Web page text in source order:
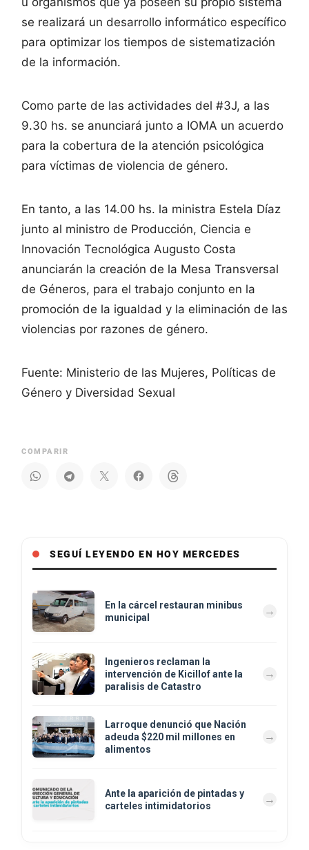
se realizará un desarrollo informático específico
para optimizar los tiempos de sistematización
de la información.
Como parte de las actividades del #3J, a las
9.30 hs. se anunciará junto a IOMA un acuerdo
para la cobertura de la atención psicológica
para víctimas de violencia de género.
En tanto, a las 14.00 hs. la ministra Estela Díaz
junto al ministro de Producción, Ciencia e
Innovación Tecnológica Augusto Costa
anunciarán la creación de la Mesa Transversal
de Géneros, para el trabajo conjunto en la
promoción de la igualdad y la eliminación de las
violencias por razones de género.
Fuente: Ministerio de las Mujeres, Políticas de
Género y Diversidad Sexual
COMPARIR
SEGUÍ LEYENDO EN HOY MERCEDES
En la cárcel restauran minibus
municipal
Ingenieros reclaman la
intervención de Kicillof ante la
paralisis de Catastro
Larroque denunció que Nación
adeuda $220 mil millones en
alimentos
Ante la aparición de pintadas y
carteles intimidatorios